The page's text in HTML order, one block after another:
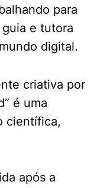
para
e tutora
digital.
criativa por
é uma
científica,
após a